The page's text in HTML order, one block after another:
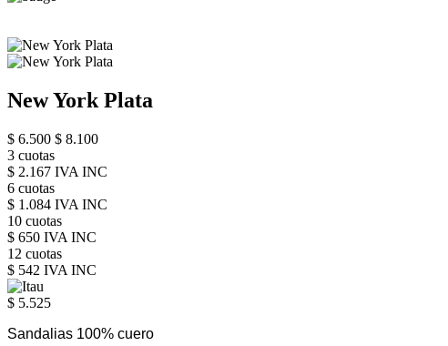
New York Plata
$ 6.500 $ 8.100
3 cuotas
$ 2.167 IVA INC
6 cuotas
$ 1.084 IVA INC
10 cuotas
$ 650 IVA INC
12 cuotas
$ 542 IVA INC
$ 5.525
Sandalias 100% cuero